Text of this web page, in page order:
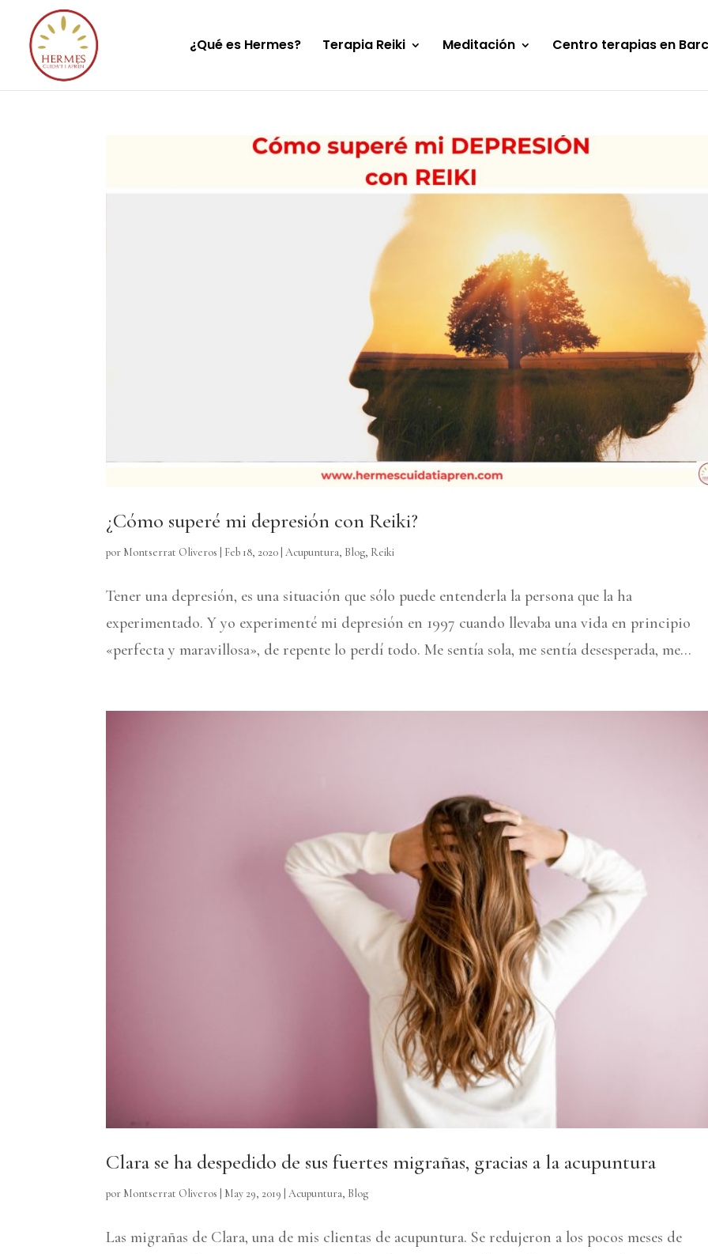
¿Qué es Hermes? Terapia Reiki Meditación Centro terapias en
¿Cómo superé mi depresión con Reiki?
por Montserrat Oliveros Feb 18, 2020 |Acupuntura, Blog, Reiki
Tener una depresión, es una situación que sólo puede entenderla la persona que la ha
experimentado. Y yo experimenté mi depresión en 1997 cuando llevaba una vida en principio
«perfecta y maravillosa», de repente lo perdí todo. Me sentía sola, me sentía desesperada, me...
Clara se ha despedido de sus fuertes migrañas, gracias a la acupuntura
por Montserrat Oliveros May 29, 2019 |Acupuntura, Blog
Las migrañas de Clara, una de mis clientas de acupuntura. Se redujeron a los pocos meses de